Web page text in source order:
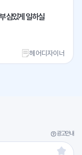
심있게 일하실
헤어디자이너
광고안내